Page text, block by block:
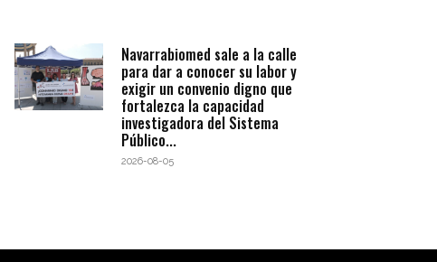
Navarrabiomed sale a la calle
para dar a conocer su labor y
exigir un convenio digno que
fortalezca la capacidad
investigadora del Sistema
Público...
2026-08-05